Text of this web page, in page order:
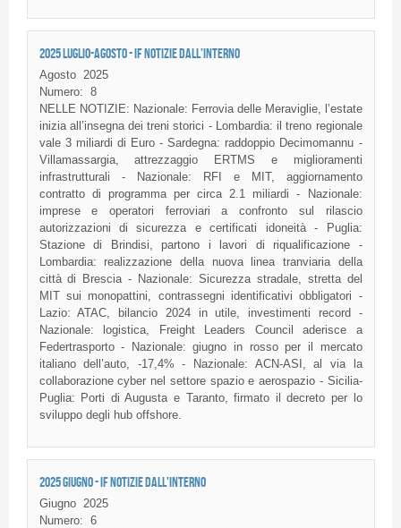
2025 LUGLIO-AGOSTO - IF NOTIZIE DALL'INTERNO
Agosto
2025
Numero: 8
NELLE NOTIZIE: Nazionale: Ferrovia delle Meraviglie, l’estate
inizia all’insegna dei treni storici - Lombardia: il treno regionale
vale 3 miliardi di Euro - Sardegna: raddoppio Decimomannu -
Villamassargia, attrezzaggio ERTMS e miglioramenti
infrastrutturali - Nazionale: RFI e MIT, aggiornamento
contratto di programma per circa 2.1 miliardi - Nazionale:
imprese e operatori ferroviari a confronto sul rilascio
autorizzazioni di sicurezza e certificati idoneità - Puglia:
Stazione di Brindisi, partono i lavori di riqualificazione -
Lombardia: realizzazione della nuova linea tranviaria della
città di Brescia - Nazionale: Sicurezza stradale, stretta del
MIT sui monopattini, contrassegni identificativi obbligatori -
Lazio: ATAC, bilancio 2024 in utile, investimenti record -
Nazionale: logistica, Freight Leaders Council aderisce a
Federtrasporto - Nazionale: giugno in rosso per il mercato
italiano dell’auto, -17,4% - Nazionale: ACN-ASI, al via la
collaborazione cyber nel settore spazio e aerospazio - Sicilia-
Puglia: Porti di Augusta e Taranto, firmato il decreto per lo
sviluppo degli hub offshore.
2025 GIUGNO - IF NOTIZIE DALL'INTERNO
Giugno
2025
Numero: 6